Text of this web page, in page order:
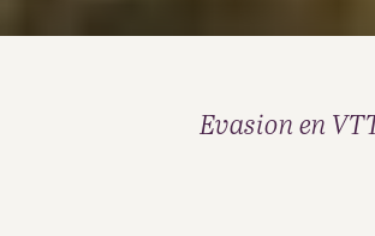
Evasion en